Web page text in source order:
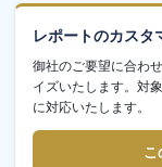
レポートのカスタ
御社のご要望に合わ
イズいたします。対
に対応いたします。
こ